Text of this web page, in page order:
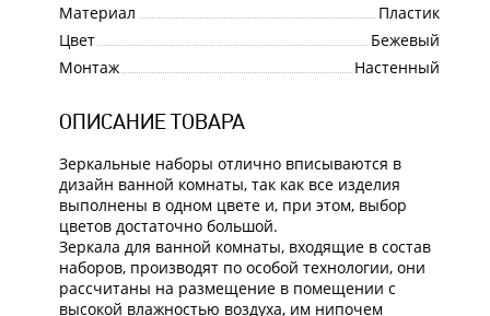
Материал
Пластик
Цвет
Бежевый
Монтаж
Настенный
ОПИСАНИЕ ТОВАРА
Зеркальные наборы отлично вписываются в
дизайн ванной комнаты, так как все изделия
выполнены в одном цвете и, при этом, выбор
цветов достаточно большой.
Зеркала для ванной комнаты, входящие в состав
наборов, производят по особой технологии, они
рассчитаны на размещение в помещении с
высокой влажностью воздуха, им нипочем